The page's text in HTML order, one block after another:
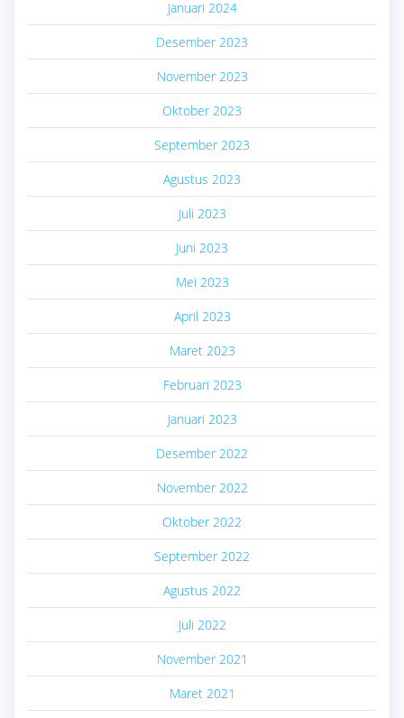
Januari 2024
Desember 2023
November 2023
Oktober 2023
September 2023
Agustus 2023
Juli 2023
Juni 2023
Mei 2023
April 2023
Maret 2023
Februari 2023
Januari 2023
Desember 2022
November 2022
Oktober 2022
September 2022
Agustus 2022
Juli 2022
November 2021
Maret 2021